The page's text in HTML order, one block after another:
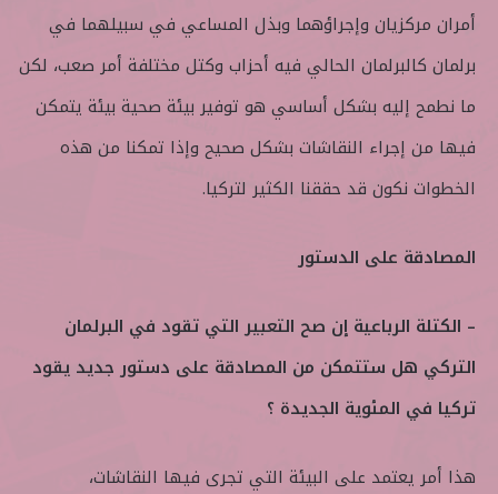
أمران مركزيان وإجراؤهما وبذل المساعي في سبيلهما في
برلمان كالبرلمان الحالي فيه أحزاب وكتل مختلفة أمر صعب، لكن
ما نطمح إليه بشكل أساسي هو توفير بيئة صحية بيئة يتمكن
فيها من إجراء النقاشات بشكل صحيح وإذا تمكنا من هذه
الخطوات نكون قد حققنا الكثير لتركيا.
المصادقة على الدستور
– الكتلة الرباعية إن صح التعبير التي تقود في البرلمان
التركي هل ستتمكن من المصادقة على دستور جديد يقود
تركيا في المئوية الجديدة ؟
هذا أمر يعتمد على البيئة التي تجرى فيها النقاشات،